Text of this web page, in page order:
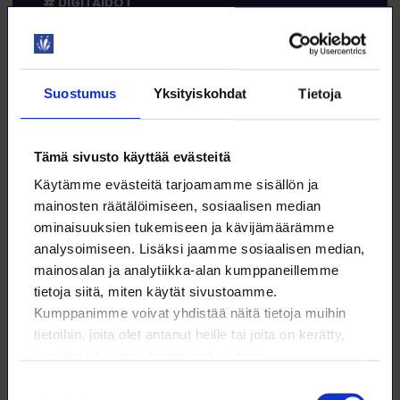
Suostumus Yksityiskohdat Tietoja
Tämä sivusto käyttää evästeitä
Käytämme evästeitä tarjoamamme sisällön ja
mainosten räätälöimiseen, sosiaalisen median
ominaisuuksien tukemiseen ja kävijämäärämme
analysoimiseen. Lisäksi jaamme sosiaalisen median,
mainosalan ja analytiikka-alan kumppaneillemme
tietoja siitä, miten käytät sivustoamme.
Kumppanimme voivat yhdistää näitä tietoja muihin
tietoihin, joita olet antanut heille tai joita on kerätty,
Canva 3 – brändipaketin määritys ja
15.9. klo 9:00 – 11:00
WEBINAARI
KOULUTUS
DIGITAIDOT